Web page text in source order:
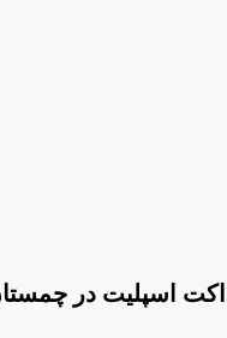
اسپلیت در